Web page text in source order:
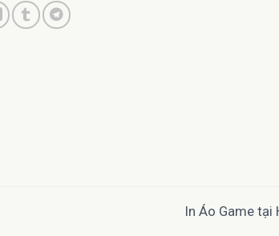
In Áo Game tại